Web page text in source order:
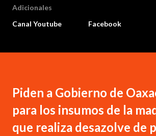
Adicionales
Canal Youtube
Facebook
Piden a Gobierno de
para los insumos de la
que realiza desazolve de